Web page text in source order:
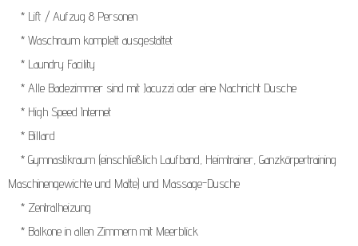
* Lift / Aufzug 8 Personen
* Waschraum komplett ausgestattet
* Laundry Facility
* Alle Badezimmer sind mit Jacuzzi oder eine Nachricht Dusche
* High Speed ​​Internet
* Billard
* Gymnastikraum (einschließlich Laufband, Heimtrainer, Ganzkörpertraining
Maschinengewichte und Matte) und Massage-Dusche
* Zentralheizung
* Balkone in allen Zimmern mit Meerblick